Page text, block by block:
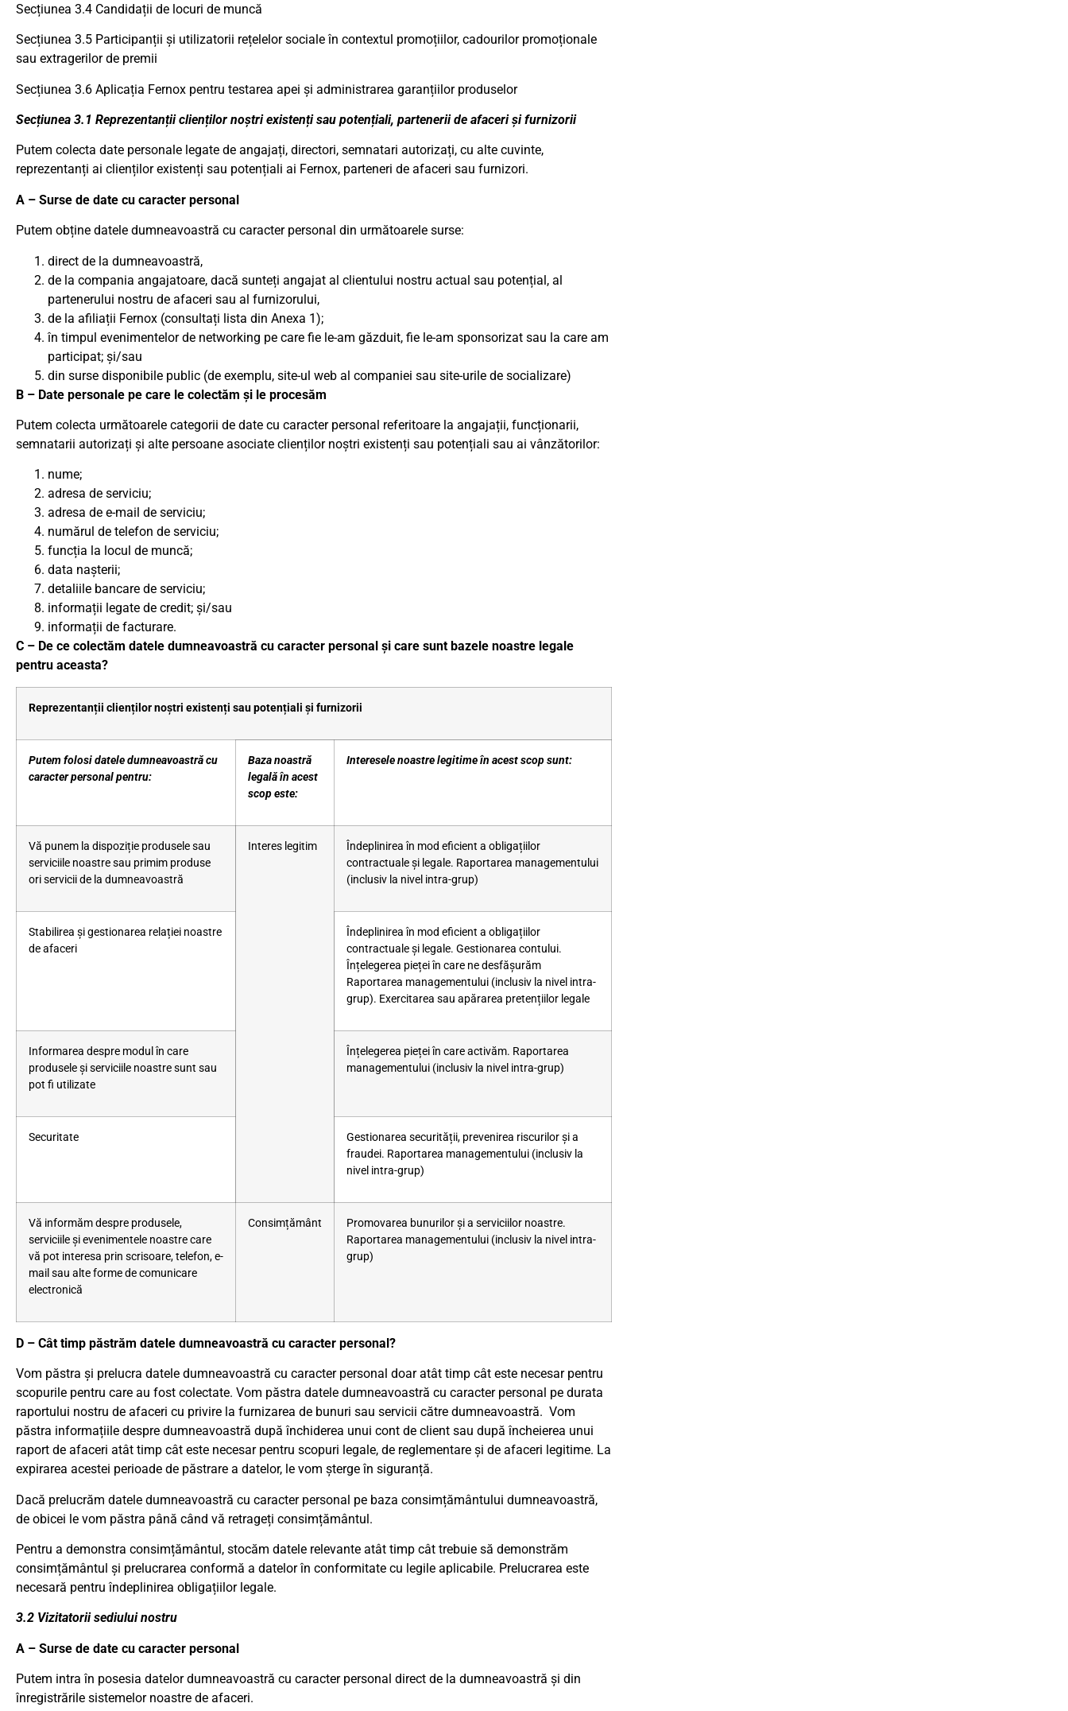
Secțiunea 3.4 Candidații de locuri de muncă
Secțiunea 3.5 Participanții și utilizatorii rețelelor sociale în contextul promoțiilor, cadourilor promoționale
sau extragerilor de premii
Secțiunea 3.6 Aplicația Fernox pentru testarea apei și administrarea garanțiilor produselor
Secțiunea 3.1 Reprezentanții clienților noștri existenți sau potențiali, partenerii de afaceri și furnizorii
Putem colecta date personale legate de angajați, directori, semnatari autorizați, cu alte cuvinte,
reprezentanți ai clienților existenți sau potențiali ai Fernox, parteneri de afaceri sau furnizori.
A – Surse de date cu caracter personal
Putem obține datele dumneavoastră cu caracter personal din următoarele surse:
direct de la dumneavoastră,
de la compania angajatoare, dacă sunteți angajat al clientului nostru actual sau potențial, al
partenerului nostru de afaceri sau al furnizorului,
de la afiliații Fernox (consultați lista din Anexa 1);
în timpul evenimentelor de networking pe care fie le-am găzduit, fie le-am sponsorizat sau la care am
participat; și/sau
din surse disponibile public (de exemplu, site-ul web al companiei sau site-urile de socializare)
B – Date personale pe care le colectăm și le procesăm
Putem colecta următoarele categorii de date cu caracter personal referitoare la angajații, funcționarii,
semnatarii autorizați și alte persoane asociate clienților noștri existenți sau potențiali sau ai vânzătorilor:
nume;
adresa de serviciu;
adresa de e-mail de serviciu;
numărul de telefon de serviciu;
funcția la locul de muncă;
data nașterii;
detaliile bancare de serviciu;
informații legate de credit; și/sau
informații de facturare.
C – De ce colectăm datele dumneavoastră cu caracter personal și care sunt bazele noastre legale
pentru aceasta?
Reprezentanții clienților noștri existenți sau potențiali și furnizorii
Putem folosi datele dumneavoastră cu
caracter personal pentru:
Baza noastră
legală în acest
scop este:
Interesele noastre legitime în acest scop sunt:
Vă punem la dispoziție produsele sau
serviciile noastre sau primim produse
ori servicii de la dumneavoastră
Interes legitim
Îndeplinirea în mod eficient a obligațiilor
contractuale și legale. Raportarea managementului
(inclusiv la nivel intra-grup)
Stabilirea și gestionarea relației noastre
de afaceri
Îndeplinirea în mod eficient a obligațiilor
contractuale și legale. Gestionarea contului.
Înțelegerea pieței în care ne desfășurăm
Raportarea managementului (inclusiv la nivel intra-
grup). Exercitarea sau apărarea pretențiilor legale
Informarea despre modul în care
produsele și serviciile noastre sunt sau
pot fi utilizate
Înțelegerea pieței în care activăm. Raportarea
managementului (inclusiv la nivel intra-grup)
Securitate
Gestionarea securității, prevenirea riscurilor și a
fraudei. Raportarea managementului (inclusiv la
nivel intra-grup)
Vă informăm despre produsele,
serviciile și evenimentele noastre care
vă pot interesa prin scrisoare, telefon, e-
mail sau alte forme de comunicare
electronică
Consimțământ
Promovarea bunurilor și a serviciilor noastre.
Raportarea managementului (inclusiv la nivel intra-
grup)
D – Cât timp păstrăm datele dumneavoastră cu caracter personal?
Vom păstra și prelucra datele dumneavoastră cu caracter personal doar atât timp cât este necesar pentru
scopurile pentru care au fost colectate. Vom păstra datele dumneavoastră cu caracter personal pe durata
raportului nostru de afaceri cu privire la furnizarea de bunuri sau servicii către dumneavoastră. Vom
păstra informațiile despre dumneavoastră după închiderea unui cont de client sau după încheierea unui
raport de afaceri atât timp cât este necesar pentru scopuri legale, de reglementare și de afaceri legitime. La
expirarea acestei perioade de păstrare a datelor, le vom șterge în siguranță.
Dacă prelucrăm datele dumneavoastră cu caracter personal pe baza consimțământului dumneavoastră,
de obicei le vom păstra până când vă retrageți consimțământul.
Pentru a demonstra consimțământul, stocăm datele relevante atât timp cât trebuie să demonstrăm
consimțământul și prelucrarea conformă a datelor în conformitate cu legile aplicabile. Prelucrarea este
necesară pentru îndeplinirea obligațiilor legale.
3.2 Vizitatorii sediului nostru
A – Surse de date cu caracter personal
Putem intra în posesia datelor dumneavoastră cu caracter personal direct de la dumneavoastră și din
înregistrările sistemelor noastre de afaceri.